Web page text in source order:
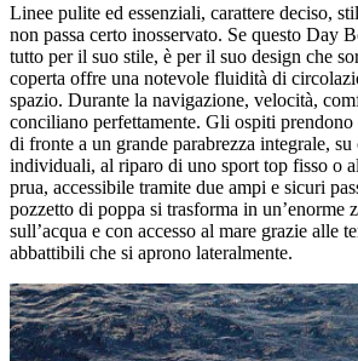
Linee pulite ed essenziali, carattere deciso,
non passa certo inosservato. Se questo Day
tutto per il suo stile, è per il suo design che
coperta offre una notevole fluidità di
spazio. Durante la navigazione, velocità,
conciliano perfettamente. Gli ospiti prendono
di fronte a un grande parabrezza integrale,
individuali, al riparo di uno sport top fisso o
prua, accessibile tramite due ampi e sicuri
pozzetto di poppa si trasforma in un’enorme
sull’acqua e con accesso al mare grazie alle
abbattibili che si aprono lateralmente.